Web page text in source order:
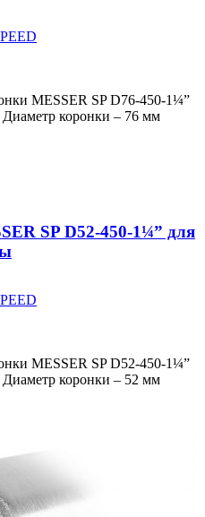
MESSER SP D76-450-1¼”
Диаметр коронки – 76 мм
SP D52-450-1¼” для
MESSER SP D52-450-1¼”
Диаметр коронки – 52 мм